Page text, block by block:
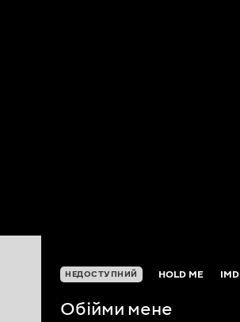
НЕДОСТУПНИЙ HOLD ME
Обійми мене